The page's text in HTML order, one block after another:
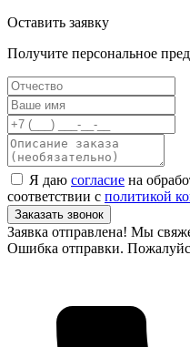
Оставить заявку
Получите персональное
Я даю согласие на
соответствии с политикой
Заказать звонок
Заявка отправлена! Мы
Ошибка отправки.